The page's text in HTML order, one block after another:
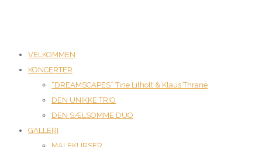
VELKOMMEN
KONCERTER
“DREAMSCAPES” Tine Lilholt & Klaus Thrane
DEN UNIKKE TRIO
DEN SÆLSOMME DUO
GALLERI